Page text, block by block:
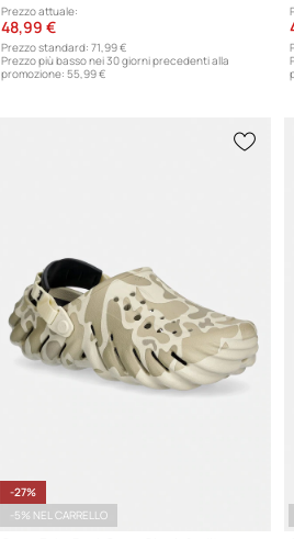
Prezzo attuale:
48,99 €
Prezzo standard: 71,99 €
Prezzo più basso nei 30 giorni precedenti alla
promozione: 55,99 €
-27%
-5% NEL CARRELLO